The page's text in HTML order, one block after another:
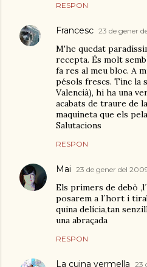
RESPON
Francesc 23 de gener
M'he quedat
recepta. És molt
fa res al meu bloc. A
pésols frescs. Tinc la
Valencià), hi ha una
acabats de traure de
maquineta que els
Salutacions
RESPON
Mai 23 de gener del
Els primers de debò
posarem a l´hort i
quina delícia,tan
una abraçada
RESPON
La cuina vermella 23